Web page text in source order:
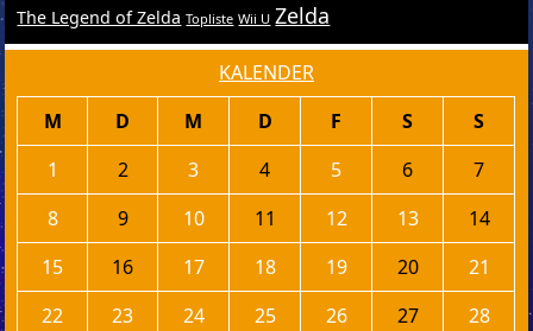
The Legend of Zelda Topliste Wii U Zelda
KALENDER
M D M D F S
S
1
2 3 4 5 6
7
8
9 10 11 12 13
14
15
16 17 18 19 20
21
22
23 24 25 26 27
28